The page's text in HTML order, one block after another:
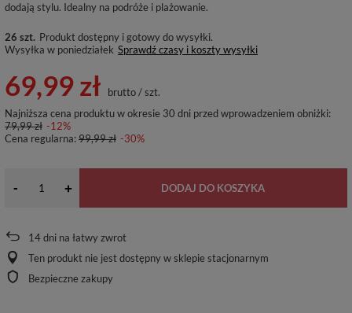
dodają stylu. Idealny na podróże i plażowanie.
26 szt. Produkt dostępny i gotowy do wysyłki
Wysyłka w poniedziałek Sprawdź czasy i koszty wysyłki
69,99 zł brutto/szt.
Najniższa cena produktu w okresie 30 dni przed wprowadzeniem obniżki:
79,99 zł -12%
Cena regularna:99,99 zł -30%
- + DODAJ DO KOSZYKA
14dni na łatwy zwrot
Ten produkt nie jest dostępny w sklepie stacjonarnym
Bezpieczne zakupy